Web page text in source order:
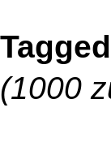
(1000